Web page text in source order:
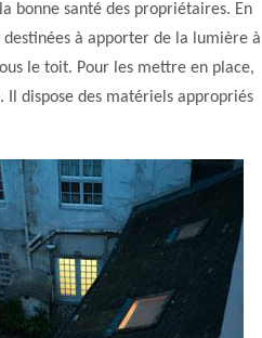
bonne santé des propriétaires. En
à apporter de la lumière à
le toit. Pour les mettre en place,
dispose des matériels appropriés